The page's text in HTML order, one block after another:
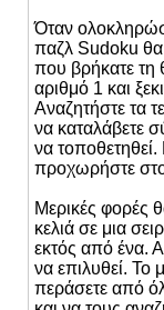
Όταν
παζλ Sudoku θα
που βρήκατε τη
αριθμό 1 και
Αναζητήστε τα
να καταλάβετε
να τοποθετηθεί.
προχωρήστε
Μερικές φορές
κελιά σε μια
εκτός από ένα.
να επιλυθεί. Το
περάσετε από